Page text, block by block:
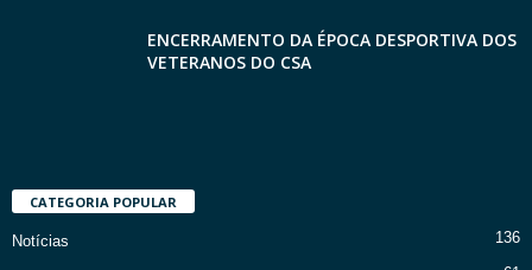
ENCERRAMENTO DA ÉPOCA DESPORTIVA DOS
VETERANOS DO CSA
CATEGORIA POPULAR
Notícias 136